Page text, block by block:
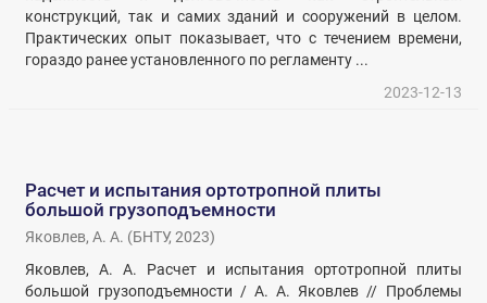
конструкций, так и самих зданий и сооружений в целом.
Практических опыт показывает, что с течением времени,
гораздо ранее установленного по регламенту ...
2023-12-13
Расчет и испытания ортотропной плиты
большой грузоподъемности
Яковлев, А. А. (БНТУ,2023)
Яковлев, А. А. Расчет и испытания ортотропной плиты
большой грузоподъемности / А. А. Яковлев // Проблемы